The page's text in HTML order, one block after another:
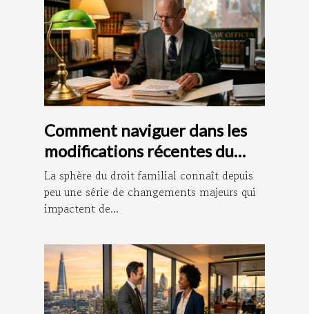
Comment naviguer dans les
modifications récentes du
droit familial ?
La sphère du droit familial connaît depuis
peu une série de changements majeurs qui
impactent de...